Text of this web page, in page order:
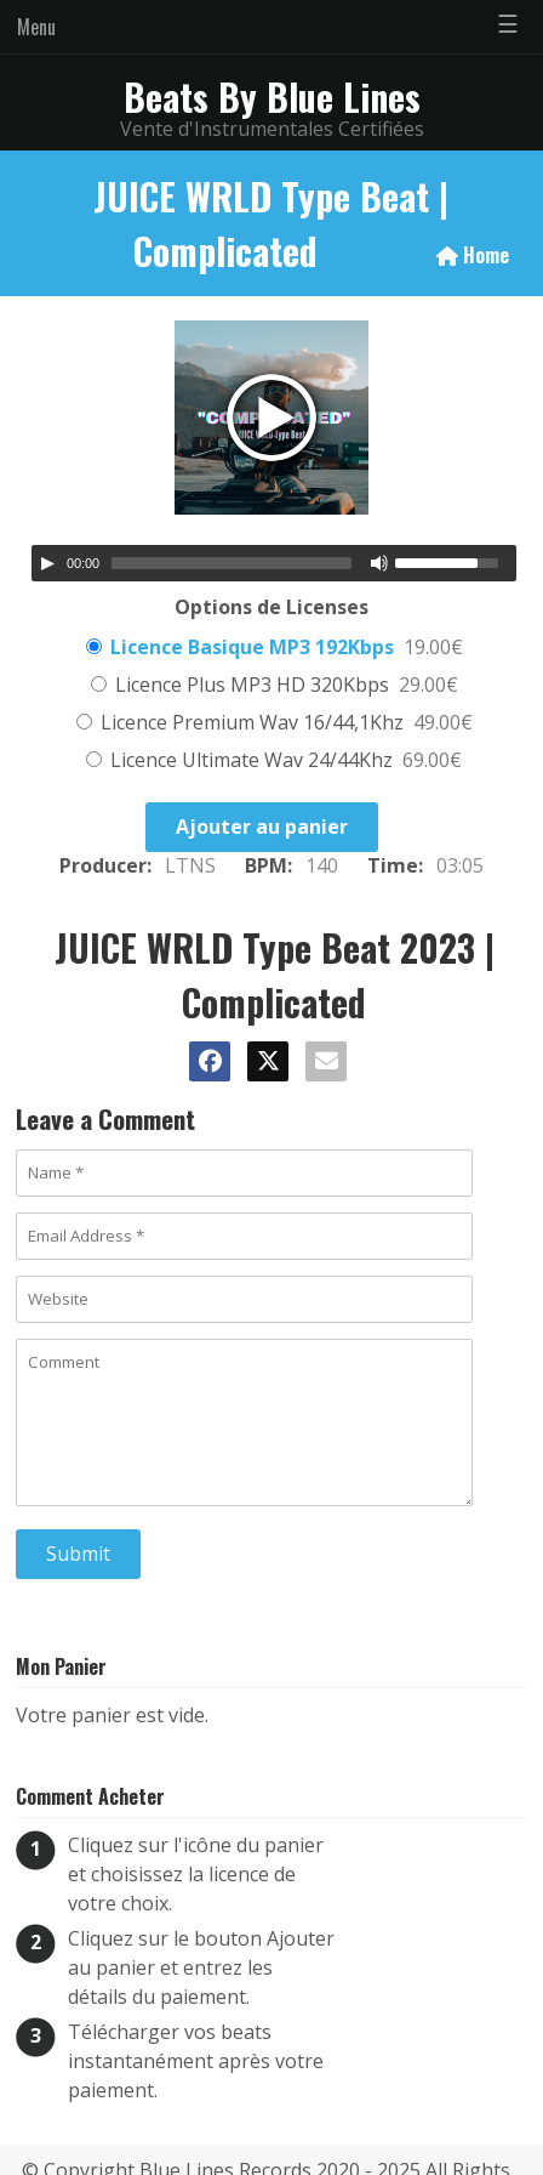
Menu ☰
Beats By Blue Lines
Vente d'Instrumentales Certifiées
JUICE WRLD Type Beat |
Complicated
Home
00:00
Options de Licenses
Licence Basique MP3 192Kbps 19.00€
Licence Plus MP3 HD 320Kbps 29.00€
Licence Premium Wav 16/44,1Khz 49.00€
Licence Ultimate Wav 24/44Khz 69.00€
Ajouter au panier
Producer: LTNS BPM: 140 Time: 03:05
JUICE WRLD Type Beat 2023 |
Complicated
Leave a Comment
Mon Panier
Votre panier est vide.
Comment Acheter
1
Cliquez sur l'icône du panier
et choisissez la licence de
votre choix.
2
Cliquez sur le bouton Ajouter
au panier et entrez les
détails du paiement.
3
Télécharger vos beats
instantanément après votre
paiement.